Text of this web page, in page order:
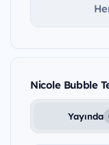
Nicole Bubble
Yayında